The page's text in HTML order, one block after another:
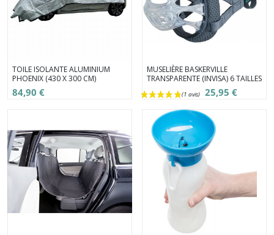
TOILE ISOLANTE ALUMINIUM
PHOENIX (430 X 300 CM)
84,90 €
MUSELIÈRE BASKERVILLE
TRANSPARENTE (INVISA) 6 TAILLES
25,95 €